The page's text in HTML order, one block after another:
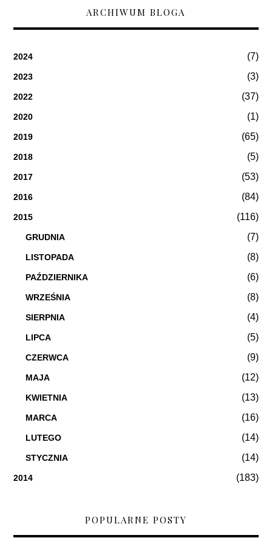
ARCHIWUM BLOGA
2024 (7)
2023 (3)
2022 (37)
2020 (1)
2019 (65)
2018 (5)
2017 (53)
2016 (84)
2015 (116)
GRUDNIA (7)
LISTOPADA (8)
PAŹDZIERNIKA (6)
WRZEŚNIA (8)
SIERPNIA (4)
LIPCA (5)
CZERWCA (9)
MAJA (12)
KWIETNIA (13)
MARCA (16)
LUTEGO (14)
STYCZNIA (14)
2014 (183)
POPULARNE POSTY